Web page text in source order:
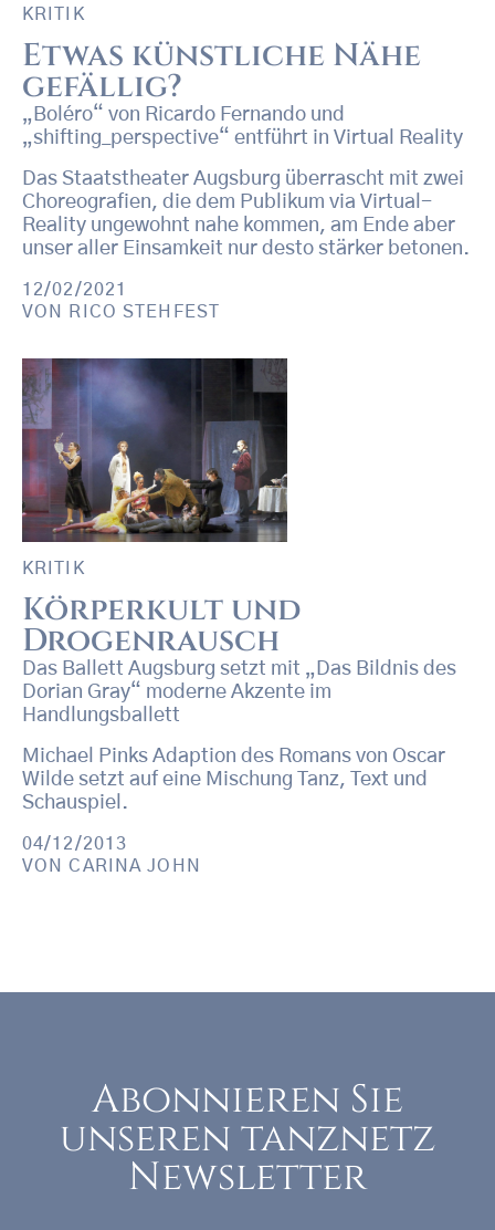
KRITIK
Etwas künstliche Nähe
gefällig?
„Boléro“ von Ricardo Fernando und
„shifting_perspective“ entführt in Virtual Reality
Das Staatstheater Augsburg überrascht mit zwei
Choreografien, die dem Publikum via Virtual-
Reality ungewohnt nahe kommen, am Ende aber
unser aller Einsamkeit nur desto stärker betonen.
12/02/2021
VON
RICO STEHFEST
KRITIK
Körperkult und
Drogenrausch
Das Ballett Augsburg setzt mit „Das Bildnis des
Dorian Gray“ moderne Akzente im
Handlungsballett
Michael Pinks Adaption des Romans von Oscar
Wilde setzt auf eine Mischung Tanz, Text und
Schauspiel.
04/12/2013
VONCARINA JOHN
Abonnieren Sie
unseren tanznetz
Newsletter